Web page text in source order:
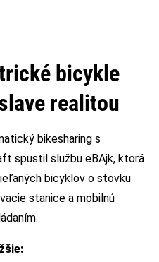
bicykle
realitou
bikesharing s
spustil službu eBAjk, ktorá
bicyklov o stovku
stanice a mobilnú